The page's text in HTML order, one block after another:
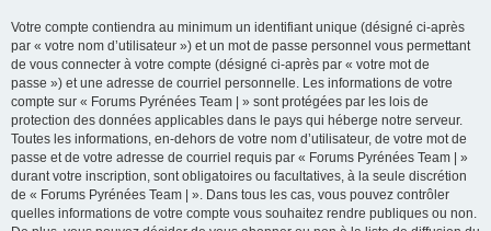
Votre compte contiendra au minimum un identifiant unique (désigné ci-après
par « votre nom d’utilisateur ») et un mot de passe personnel vous permettant
de vous connecter à votre compte (désigné ci-après par « votre mot de
passe ») et une adresse de courriel personnelle. Les informations de votre
compte sur « Forums Pyrénées Team | » sont protégées par les lois de
protection des données applicables dans le pays qui héberge notre serveur.
Toutes les informations, en-dehors de votre nom d’utilisateur, de votre mot de
passe et de votre adresse de courriel requis par « Forums Pyrénées Team | »
durant votre inscription, sont obligatoires ou facultatives, à la seule discrétion
de « Forums Pyrénées Team | ». Dans tous les cas, vous pouvez contrôler
quelles informations de votre compte vous souhaitez rendre publiques ou non.